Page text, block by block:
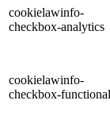
cookielawinfo-
checkbox-analytics
cookielawinfo-
checkbox-functional